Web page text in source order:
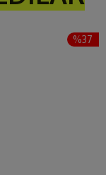
%37